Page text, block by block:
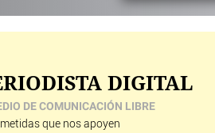
DIGITAL
DE COMUNICACIÓN LIBRE
que nos apoyen